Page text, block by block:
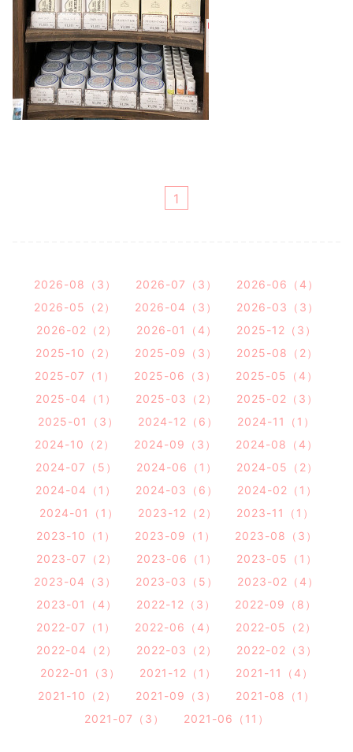
1
2026-08（3） 2026-07（3）
2026-06（4）
2026-05（2）
2026-04（3）
2026-03（3）
2026-02（2）
2026-01（4）
2025-12（3）
2025-10（2）
2025-09（3）
2025-08（2）
2025-07（1）
2025-06（3）
2025-05（4）
2025-04（1）
2025-03（2）
2025-02（3）
2025-01（3）
2024-12（6）
2024-11（1）
2024-10（2）
2024-09（3）
2024-08（4）
2024-07（5）
2024-06（1）
2024-05（2）
2024-04（1）
2024-03（6）
2024-02（1）
2024-01（1）
2023-12（2）
2023-11（1）
2023-10（1）
2023-09（1）
2023-08（3）
2023-07（2）
2023-06（1）
2023-05（1）
2023-04（3）
2023-03（5）
2023-02（4）
2023-01（4）
2022-12（3）
2022-09（8）
2022-07（1）
2022-06（4）
2022-05（2）
2022-04（2）
2022-03（2）
2022-02（3）
2022-01（3）
2021-12（1）
2021-11（4）
2021-10（2）
2021-09（3）
2021-08（1）
2021-07（3）
2021-06（11）